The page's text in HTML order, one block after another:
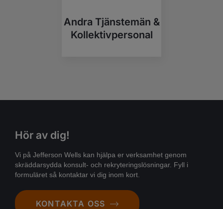
Andra Tjänstemän &
Kollektivpersonal
Hör av dig!
Vi på Jefferson Wells kan hjälpa er verksamhet genom
skräddarsydda konsult- och rekryteringslösningar. Fyll i
formuläret så kontaktar vi dig inom kort.
KONTAKTA OSS